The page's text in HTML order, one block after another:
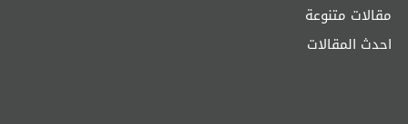
مقالات متنوعة
احدث المقالات